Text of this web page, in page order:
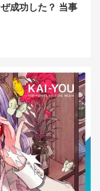
成功した？ 当事